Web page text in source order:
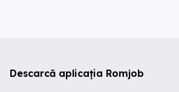
Descarcă aplicația Romjob